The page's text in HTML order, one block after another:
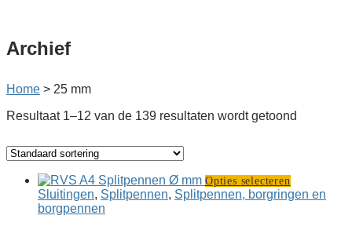
Archief
Home > 25 mm
Resultaat 1–12 van de 139 resultaten wordt getoond
Opties selecterenDit
product
Sluitingen, Splitpennen, Splitpennen, borgringen en
borgpennen